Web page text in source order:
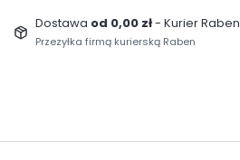
Dostawa od 0,00 zł- Kurier Raben
Przezyłka firmą kurierską Raben